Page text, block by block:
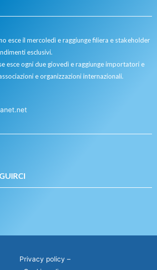
esce il mercoledì e raggiunge filiera e stakeholder
esclusivi.
esce ogni due giovedì e raggiunge importatori e
e organizzazioni internazionali.
Privacy policy –